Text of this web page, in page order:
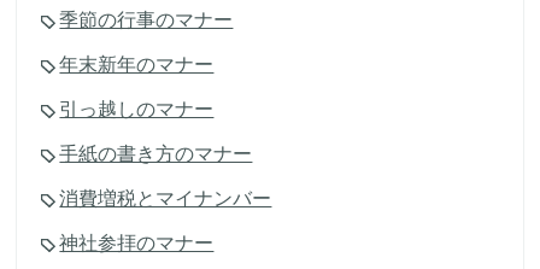
季節の行事のマナー
年末新年のマナー
引っ越しのマナー
手紙の書き方のマナー
消費増税とマイナンバー
神社参拝のマナー